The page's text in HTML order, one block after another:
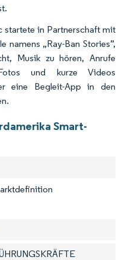
startete in Partnerschaft mit
namens „Ray-Ban Stories”,
Musik zu hören, Anrufe
und kurze Videos
eine Begleit-App in den
Smart-